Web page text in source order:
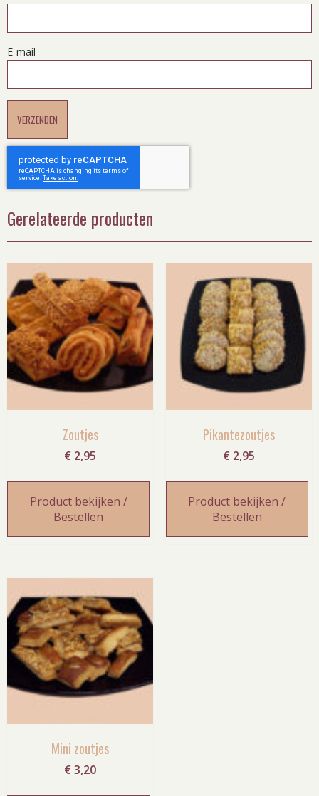
E-mail
Gerelateerde producten
Zoutjes
€ 2,95
Product bekijken /
Bestellen
Pikantezoutjes
€ 2,95
Product bekijken /
Bestellen
Mini zoutjes
€ 3,20